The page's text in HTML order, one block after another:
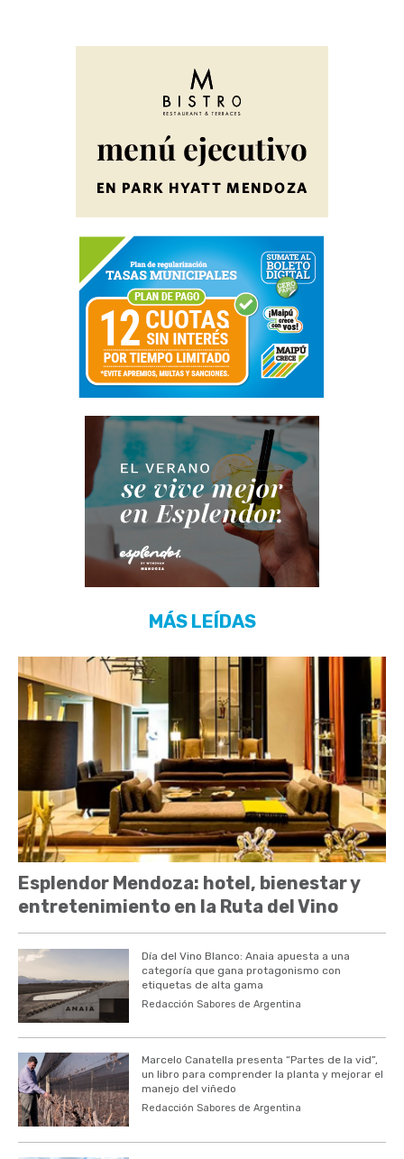
MÁS LEÍDAS
Esplendor Mendoza: hotel, bienestar y
entretenimiento en la Ruta del Vino
Día del Vino Blanco: Anaia apuesta a una
categoría que gana protagonismo con
etiquetas de alta gama
Redacción Sabores de Argentina
Marcelo Canatella presenta “Partes de la vid”,
un libro para comprender la planta y mejorar el
manejo del viñedo
Redacción Sabores de Argentina